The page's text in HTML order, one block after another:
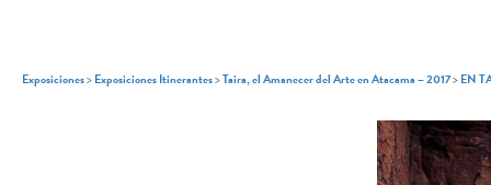
Exposiciones>Exposiciones Itinerantes>Taira, el Amanecer del Arte en Atacama – 2017>EN